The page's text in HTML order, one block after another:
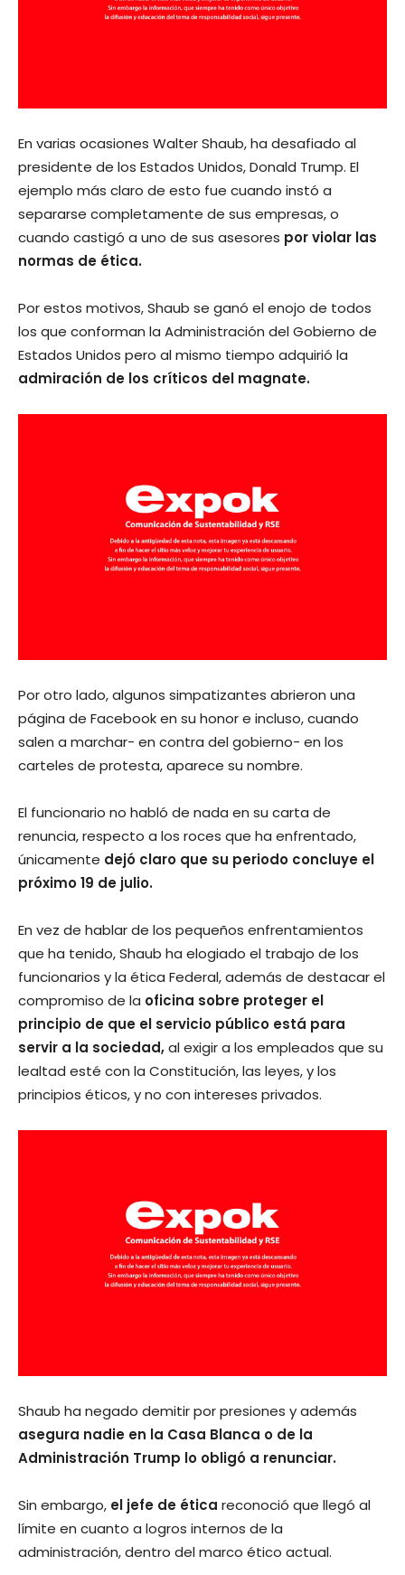
En varias ocasiones Walter Shaub, ha desafiado al
presidente de los Estados Unidos, Donald Trump. El
ejemplo más claro de esto fue cuando instó a
separarse completamente de sus empresas, o
cuando castigó a uno de sus asesores por violar las
normas de ética.
Por estos motivos, Shaub se ganó el enojo de todos
los que conforman la Administración del Gobierno de
Estados Unidos pero al mismo tiempo adquirió la
admiración de los críticos del magnate.
Por otro lado, algunos simpatizantes abrieron una
página de Facebook en su honor e incluso, cuando
salen a marchar- en contra del gobierno- en los
carteles de protesta, aparece su nombre.
El funcionario no habló de nada en su carta de
renuncia, respecto a los roces que ha enfrentado,
únicamente dejó claro que su periodo concluye el
próximo 19 de julio.
En vez de hablar de los pequeños enfrentamientos
que ha tenido, Shaub ha elogiado el trabajo de los
funcionarios y la ética Federal, además de destacar el
compromiso de la oficina sobre proteger el
principio de que el servicio público está para
servir a la sociedad,al exigir a los empleados que su
lealtad esté con la Constitución, las leyes, y los
principios éticos, y no con intereses privados.
Shaub ha negado demitir por presiones y además
asegura nadie en la Casa Blanca o de la
Administración Trump lo obligó a renunciar.
Sin embargo, el jefe de ética reconoció que llegó al
límite en cuanto a logros internos de la
administración, dentro del marco ético actual.